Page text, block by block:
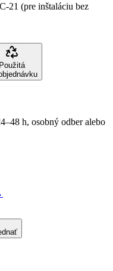
21 (pre inštaláciu bez
Použitá
h, osobný odber alebo